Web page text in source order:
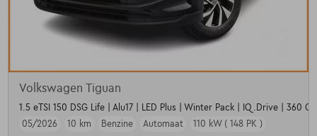
Volkswagen Tiguan
1.5 eTSI 150 DSG Life | Alu17 | LED Plus | Winter Pack | IQ.Drive | 360
05/2026
10 km Benzine Automaat 110 kW ( 148 PK )